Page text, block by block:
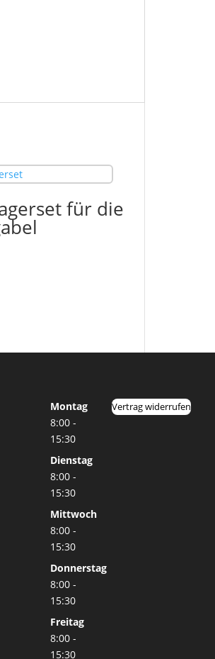
für die
Montag
8:00 -
15:30
Dienstag
8:00 -
15:30
Mittwoch
8:00 -
15:30
Donnerstag
8:00 -
15:30
Freitag
8:00 -
15:30
Vertrag widerrufen